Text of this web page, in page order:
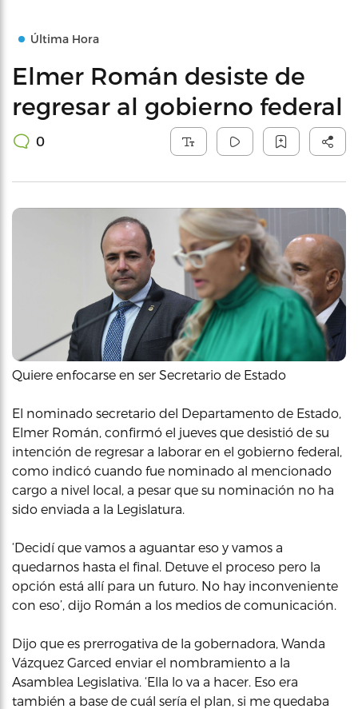
Última Hora
Elmer Román desiste de
regresar al gobierno federal
0
Quiere enfocarse en ser Secretario de Estado
El nominado secretario del Departamento de Estado,
Elmer Román, confirmó el jueves que desistió de su
intención de regresar a laborar en el gobierno federal,
como indicó cuando fue nominado al mencionado
cargo a nivel local, a pesar que su nominación no ha
sido enviada a la Legislatura.
‘Decidí que vamos a aguantar eso y vamos a
quedarnos hasta el final. Detuve el proceso pero la
opción está allí para un futuro. No hay inconveniente
con eso’, dijo Román a los medios de comunicación.
Dijo que es prerrogativa de la gobernadora, Wanda
Vázquez Garced enviar el nombramiento a la
Asamblea Legislativa. ‘Ella lo va a hacer. Eso era
también a base de cuál sería el plan, si me quedaba